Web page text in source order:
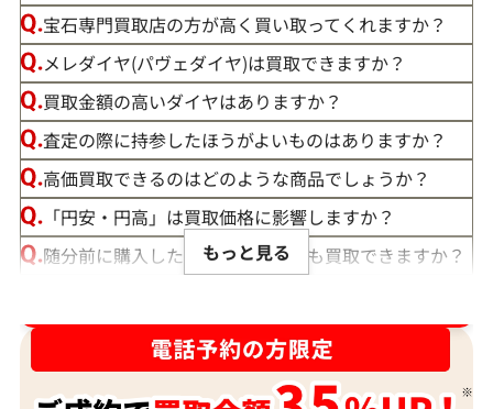
宝石専門買取店の方が高く買い取ってくれますか？
メレダイヤ(パヴェダイヤ)は買取できますか？
買取金額の高いダイヤはありますか？
査定の際に持参したほうがよいものはありますか？
高価買取できるのはどのような商品でしょうか？
「円安・円高」は買取価格に影響しますか？
随分前に購入したダイヤモンドでも買取できますか？
宝石の大きさは買取価格に影響する？
ダイヤモンドの買取価格には、どんなことが影響しま
すか？
もっと見る